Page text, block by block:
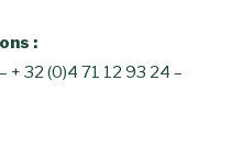
:
+ 32 (0)4 71 12 93 24 –